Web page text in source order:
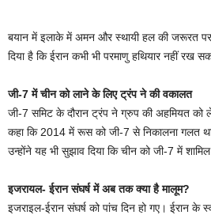
बयान में इलाके में अमन और स्थायी हल की जरूरत
दिया है कि ईरान कभी भी परमाणु हथियार नहीं रख
जी-7 में चीन को लाने के लिए ट्रंप ने की वकालत
जी-7 समिट के दौरान ट्रंप ने ग्रुप की अहमियत को
कहा कि 2014 में रूस को जी-7 से निकालना गलत
उन्होंने यह भी सुझाव दिया कि चीन को जी-7 में
इजरायल- ईरान संघर्ष में अब तक क्या है मालूम?
इजराइल-ईरान संघर्ष को पांच दिन हो गए। ईरान के